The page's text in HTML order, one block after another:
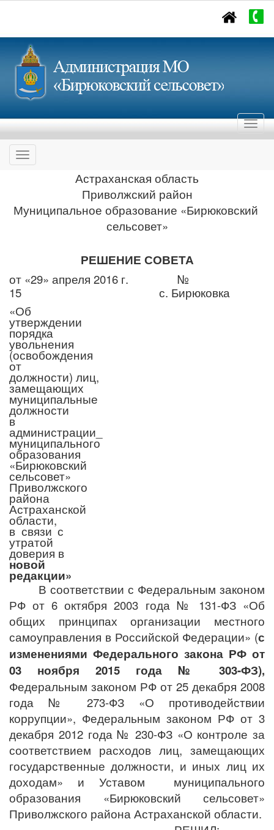
Астраханская область
Приволжский район
Муниципальное образование «Бирюковский
сельсовет»
РЕШЕНИЕ СОВЕТА
от «29» апреля 2016 г. №
15 с. Бирюковка
«Об
утверждении
порядка
увольнения
(освобождения
от
должности) лиц,
замещающих
муниципальные
должности
в
администрации_
муниципального
образования
«Бирюковский
сельсовет»
Приволжского
района
Астраханской
области,
в связи с
утратой
доверия в
новой
редакции»
В соответствии с Федеральным законом
РФ от 6 октября 2003 года № 131-ФЗ «Об
общих принципах организации местного
самоуправления в Российской Федерации» (с
изменениями Федерального закона РФ от
03 ноября 2015 года № 303-ФЗ),
Федеральным законом РФ от 25 декабря 2008
года № 273-ФЗ «О противодействии
коррупции», Федеральным законом РФ от 3
декабря 2012 года № 230-ФЗ «О контроле за
соответствием расходов лиц, замещающих
государственные должности, и иных лиц их
доходам» и Уставом муниципального
образования «Бирюковский сельсовет»
Приволжского района Астраханской области.